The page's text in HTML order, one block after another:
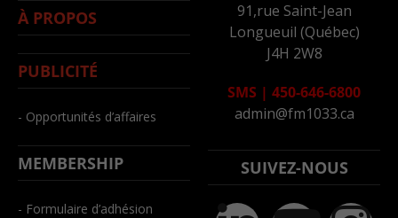
À PROPOS
PUBLICITÉ
- Opportunités d’affaires
MEMBERSHIP
- Formulaire d’adhésion
91,rue Saint-Jean
Longueuil (Québec)
J4H 2W8
SMS | 450-646-6800
admin@fm1033.ca
SUIVEZ-NOUS